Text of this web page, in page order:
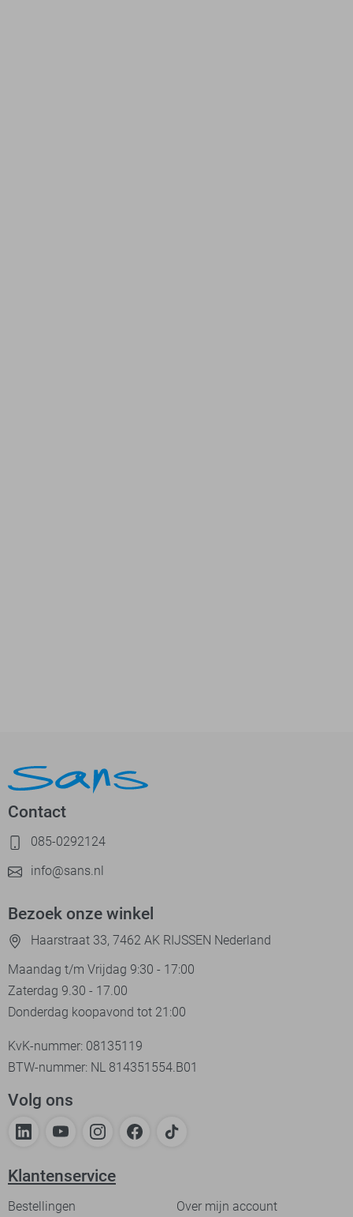
Contact
085-0292124
info@sans.nl
Bezoek onze winkel
Haarstraat 33, 7462 AK RIJSSEN Nederland
Maandag t/m Vrijdag 9:30 - 17:00
Zaterdag 9.30 - 17.00
Donderdag koopavond tot 21:00
KvK-nummer: 08135119
BTW-nummer: NL 814351554.B01
Volg ons
Klantenservice
Bestellingen
Over mijn account